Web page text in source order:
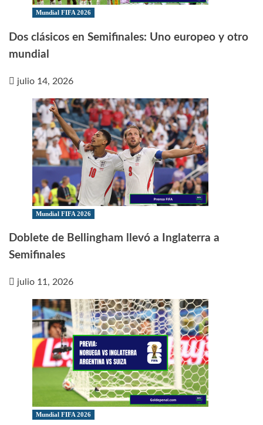
Mundial FIFA 2026
Dos clásicos en Semifinales: Uno europeo y otro
mundial
julio 14, 2026
Mundial FIFA 2026
Doblete de Bellingham llevó a Inglaterra a
Semifinales
julio 11, 2026
Mundial FIFA 2026